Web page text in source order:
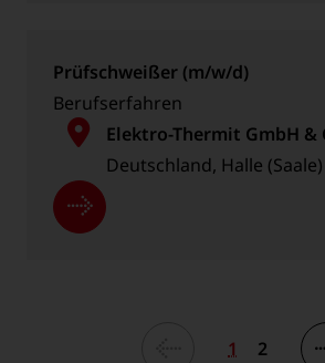
Prüfschweißer (m/w/d)
Berufserfahren
Elektro-Thermit GmbH &
Deutschland, Halle (Saale)
1 2